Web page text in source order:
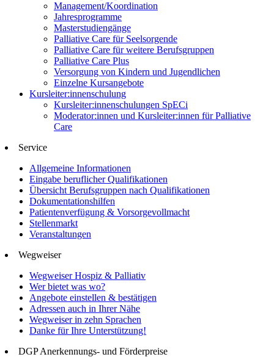
Management/Koordination
Jahresprogramme
Masterstudiengänge
Palliative Care für Seelsorgende
Palliative Care für weitere Berufsgruppen
Palliative Care Plus
Versorgung von Kindern und Jugendlichen
Einzelne Kursangebote
Kursleiter:innenschulung
Kursleiter:innenschulungen SpECi
Moderator:innen und Kursleiter:innen für Palliative
Care
Service
Allgemeine Informationen
Eingabe beruflicher Qualifikationen
Übersicht Berufsgruppen nach Qualifikationen
Dokumentationshilfen
Patientenverfügung & Vorsorgevollmacht
Stellenmarkt
Veranstaltungen
Wegweiser
Wegweiser Hospiz & Palliativ
Wer bietet was wo?
Angebote einstellen & bestätigen
Adressen auch in Ihrer Nähe
Wegweiser in zehn Sprachen
Danke für Ihre Unterstützung!
DGP Anerkennungs- und Förderpreise